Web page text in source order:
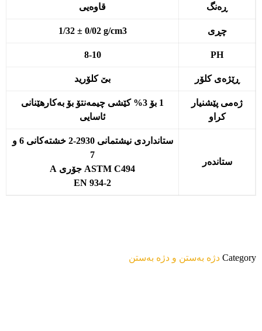
ڕەنگ قاوەیی
چڕی 1/32 ± 0/02 g/cm3
PH
8-10
ڕێژەی کلۆر بێ کلۆرید
ژەمی پێشنیار
کراو
1 بۆ 3% کێشی چیمەنتۆ بۆ بەکارهێنانی
ئاسایی
ستاندەر
ستانداردی نیشتمانی 2930-2 خشتەکانی 6 و
7
ASTM C494 جۆری A
EN 934-2
Category دژە بەستن و دژە بەستن